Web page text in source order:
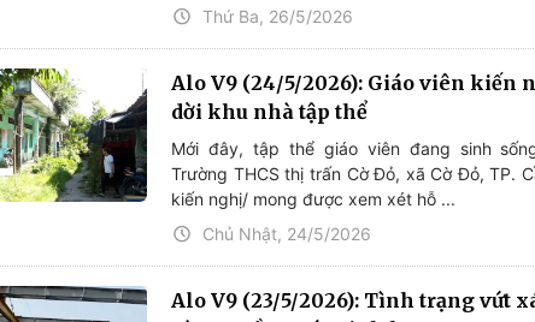
Thứ Ba, 26/5/2026
Alo V9 (24/5/2026): Giáo viên kiến
dời khu nhà tập thể
Mới đây, tập thể giáo viên đang sinh
Trường THCS thị trấn Cờ Đỏ, xã Cờ Đỏ, TP.
kiến nghị/ mong được xem xét hỗ ...
Chủ Nhật, 24/5/2026
Alo V9 (23/5/2026): Tình trạng vứt